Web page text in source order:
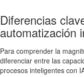
Diferencias
automatización
Para comprender la
diferenciar entre las
procesos inteligentes con